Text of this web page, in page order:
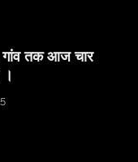
तक आज चार
।